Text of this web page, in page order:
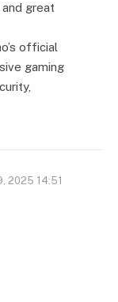
great
official
gaming
2025 14:51